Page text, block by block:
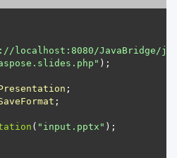
localhost:8080/JavaBridge/
( "input.pptx"